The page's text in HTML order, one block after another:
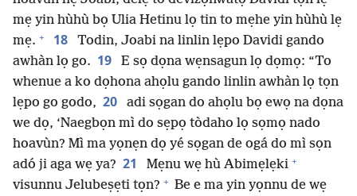
mẹ yin hùhù bọ Ulia Hetinu lọ tin to mẹhe yin hùhù lẹ
mẹ. + 18
Todin, Joabi na linlin lẹpo Davidi gando
awhàn lọ go. 19
E sọ dọna wẹnsagun lọ dọmọ: “To
whenue a ko dọhona ahọlu gando linlin awhàn lọ tọn
lẹpo go godo, 20
adi sọgan do ahọlu bọ ewọ na dọna
we dọ, ‘Naegbọn mì do sẹpọ tòdaho lọ sọmọ nado
hoavùn? Mì ma yọnẹn dọ yé sọgan de ogá do mì sọn
adó ji aga wẹ ya? 21 Mẹnu wẹ hù Abimẹlẹki +
visunnu Jelubeṣẹti tọn? + Be e ma yin yọnnu de wẹ